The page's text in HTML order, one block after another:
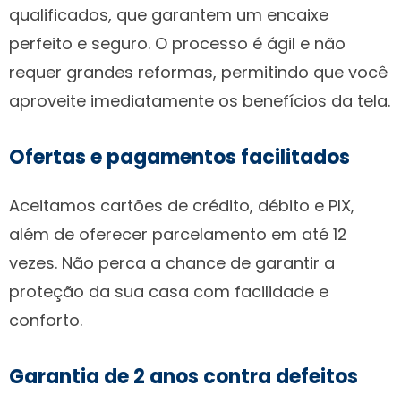
qualificados, que garantem um encaixe
perfeito e seguro. O processo é ágil e não
requer grandes reformas, permitindo que você
aproveite imediatamente os benefícios da tela.
Ofertas e pagamentos facilitados
Aceitamos cartões de crédito, débito e PIX,
além de oferecer parcelamento em até 12
vezes. Não perca a chance de garantir a
proteção da sua casa com facilidade e
conforto.
Garantia de 2 anos contra defeitos